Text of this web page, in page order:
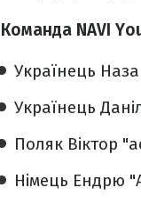
Команда NAVI
Українець
Українець
Поляк Віктор
Німець Ендрю